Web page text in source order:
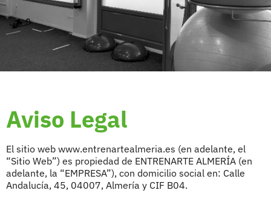
Aviso Legal
El sitio web www.entrenartealmeria.es (en adelante, el
“Sitio Web”) es propiedad de ENTRENARTE ALMERÍA (en
adelante, la “EMPRESA”), con domicilio social en: Calle
Andalucía, 45, 04007, Almería y CIF B04.